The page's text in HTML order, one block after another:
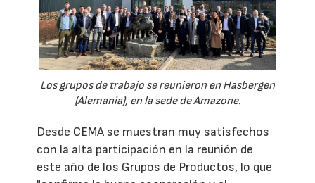
Los grupos de trabajo se reunieron en Hasbergen
(Alemania), en la sede de Amazone.
Desde CEMA se muestran muy satisfechos
con la alta participación en la reunión de
este año de los Grupos de Productos, lo que